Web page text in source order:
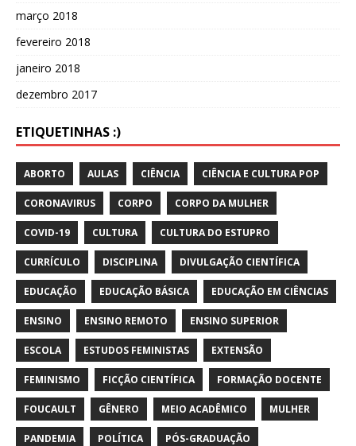
março 2018
fevereiro 2018
janeiro 2018
dezembro 2017
ETIQUETINHAS :)
ABORTO AULAS CIÊNCIA CIÊNCIA E CULTURA POP
CORONAVIRUS CORPO CORPO DA MULHER
COVID-19 CULTURA CULTURA DO ESTUPRO
CURRÍCULO DISCIPLINA DIVULGAÇÃO CIENTÍFICA
EDUCAÇÃO EDUCAÇÃO BÁSICA EDUCAÇÃO EM CIÊNCIAS
ENSINO ENSINO REMOTO ENSINO SUPERIOR
ESCOLA ESTUDOS FEMINISTAS EXTENSÃO
FEMINISMO FICÇÃO CIENTÍFICA FORMAÇÃO DOCENTE
FOUCAULT GÊNERO MEIO ACADÊMICO MULHER
PANDEMIA POLÍTICA PÓS-GRADUAÇÃO